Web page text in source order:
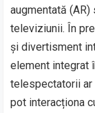
augmentată
televiziunii. În
și divertisment
element integrat
telespectatorii ar
pot interacționa